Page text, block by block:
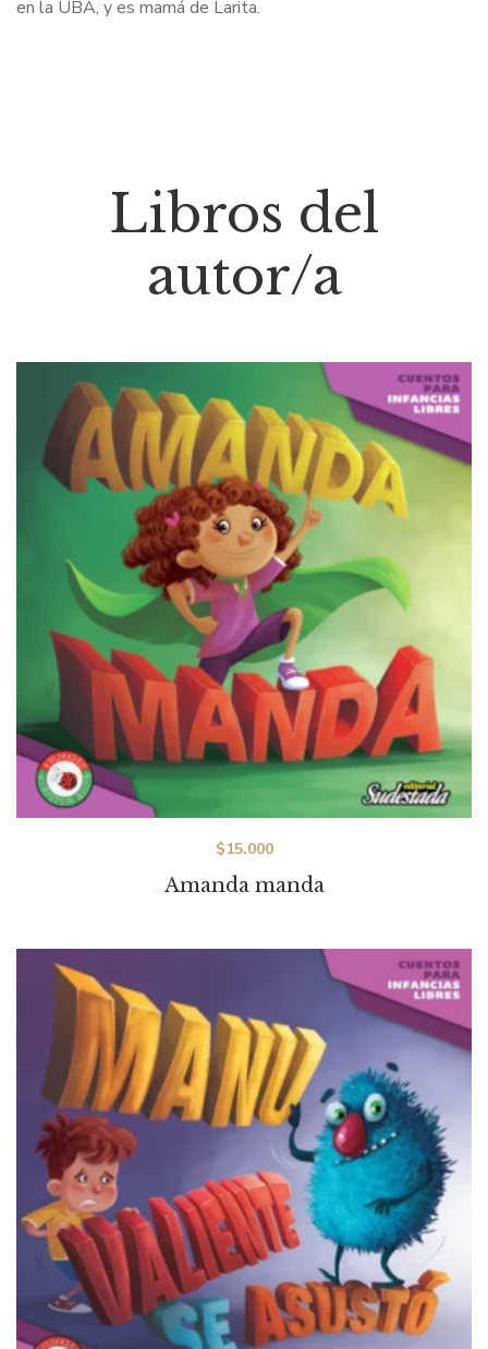
en la UBA, y es mamá de Larita.
Libros del
autor/a
Amanda manda
$15.000